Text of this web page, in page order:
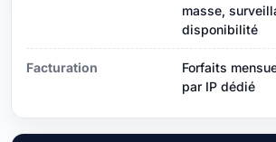
masse,
disponibilité
Facturation
Forfaits
par IP dédié